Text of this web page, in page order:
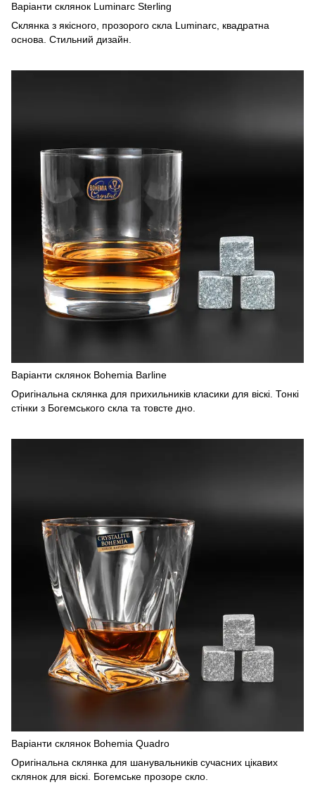
Варіанти склянок Luminarc Sterling
Склянка з якісного, прозорого скла Luminarc, квадратна
основа. Стильний дизайн.
Варіанти склянок Bohemia Barline
Оригінальна склянка для прихильників класики для віскі. Тонкі
стінки з Богемського скла та товсте дно.
Варіанти склянок Bohemia Quadro
Оригінальна склянка для шанувальників сучасних цікавих
склянок для віскі. Богемське прозоре скло.